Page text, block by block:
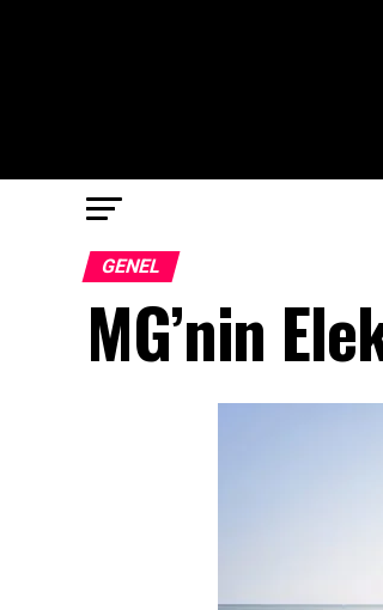
GENEL
MG’nin